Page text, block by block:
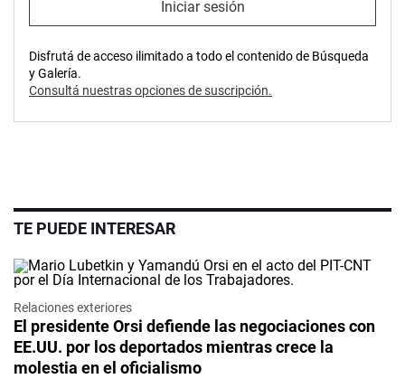
Iniciar sesión
Disfrutá de acceso ilimitado a todo el contenido de Búsqueda
y Galería.
Consultá nuestras opciones de suscripción.
TE PUEDE INTERESAR
Relaciones exteriores
El presidente Orsi defiende las negociaciones con
EE.UU. por los deportados mientras crece la
molestia en el oficialismo